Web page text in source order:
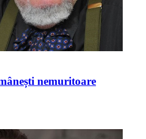
nemuritoare